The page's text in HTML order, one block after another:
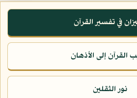
في تفسير القرآن
القرآن إلى الأذهان
نور الثقلين